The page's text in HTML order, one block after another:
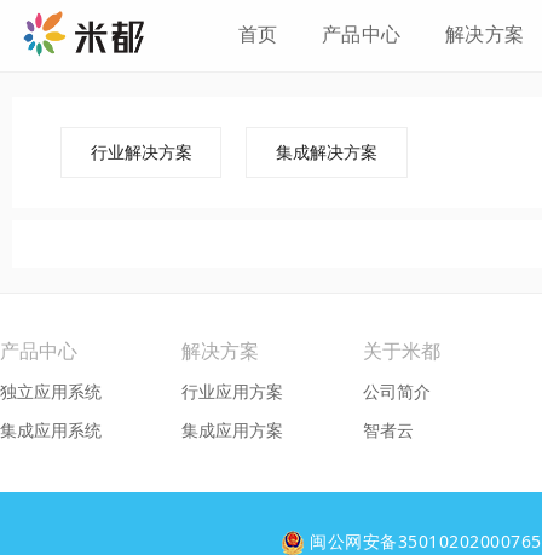
首页 产品中心 解决方案
行业解决方案 集成解决方案
产品中心
独立应用系统
集成应用系统
解决方案
行业应用方案
集成应用方案
关于米都
公司简介
智者云
闽公网安备